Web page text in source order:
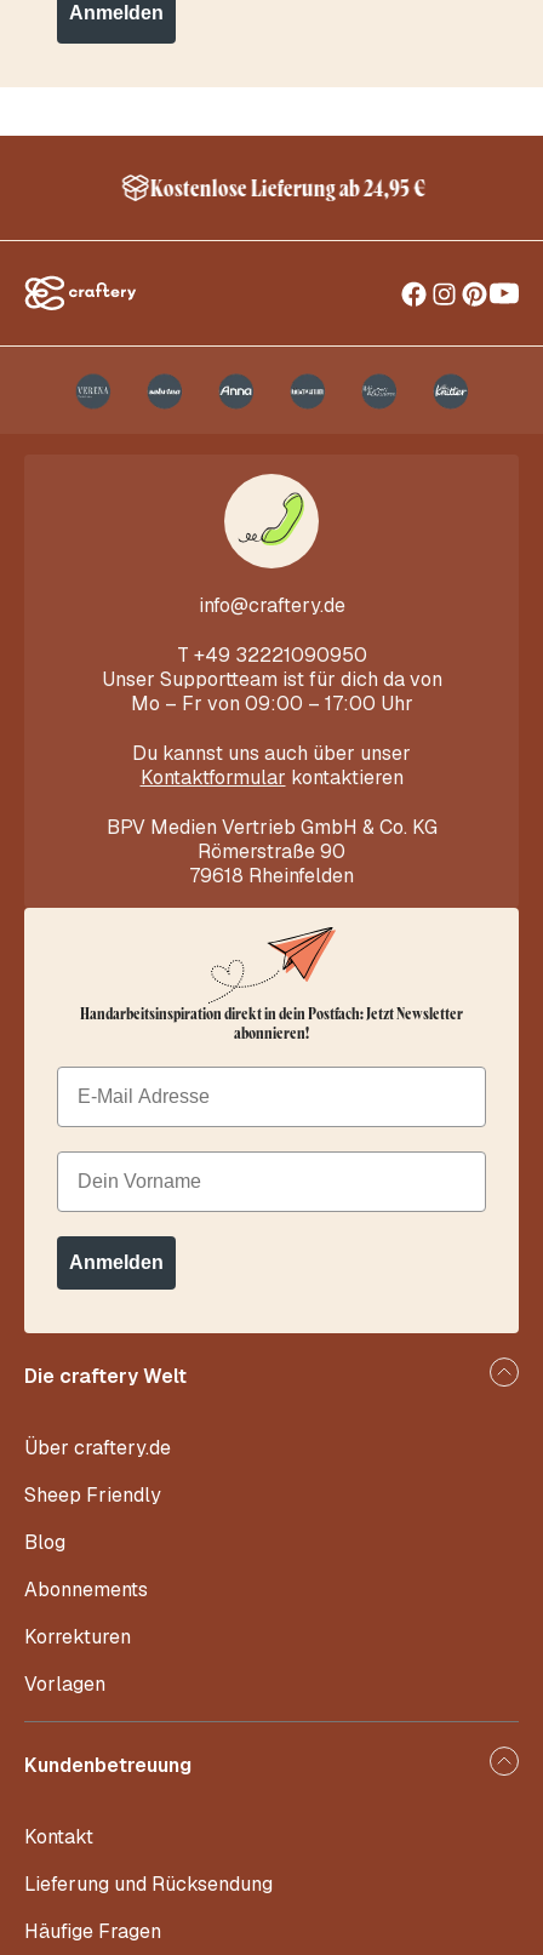
Anmelden
Kostenlose Lieferung ab 24,95 €
info@craftery.de
T +49 32221090950
Unser Supportteam ist für dich da von
Mo – Fr von 09:00 – 17:00 Uhr
Du kannst uns auch über unser
Kontaktformular kontaktieren
BPV Medien Vertrieb GmbH & Co. KG
Römerstraße 90
79618 Rheinfelden
Die craftery Welt
Über craftery.de
Sheep Friendly
Blog
Abonnements
Korrekturen
Vorlagen
Kundenbetreuung
Kontakt
Lieferung und Rücksendung
Häufige Fragen
Handarbeitsinspiration direkt in dein Postfach: Jetzt Newsletter
abonnieren!
Email
Dein Vorname
Anmelden